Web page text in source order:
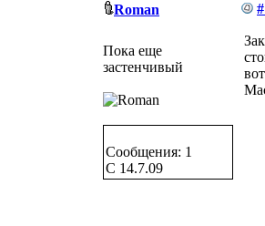
Roman
Пока еще
застенчивый
Сообщения: 1
C 14.7.09